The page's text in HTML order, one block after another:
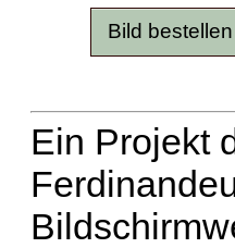
Ein Projekt